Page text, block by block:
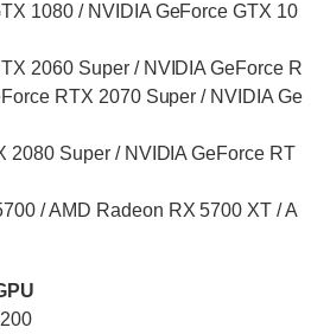
1080 / NVIDIA GeForce GTX 10
2060 Super / NVIDIA GeForce R
RTX 2070 Super / NVIDIA Ge
2080 Super / NVIDIA GeForce RT
/ AMD Radeon RX 5700 XT / A